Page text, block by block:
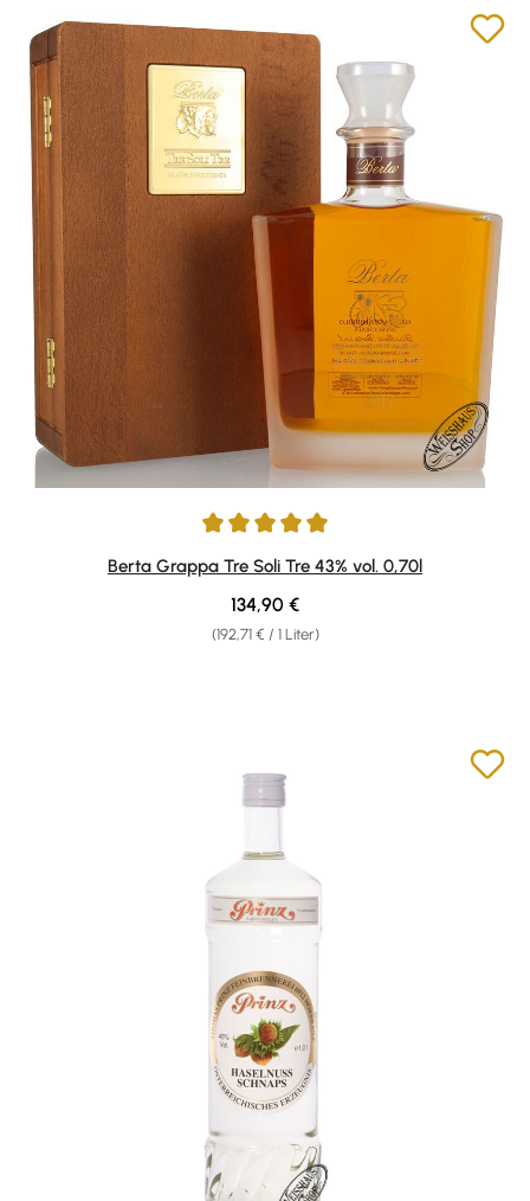
Durchschnittliche Bewertung von 5 von 5 Sternen
Berta Grappa Tre Soli Tre 43% vol. 0,70l
(192,71 € / 1 Liter)
Regulärer Preis:
134,90 €